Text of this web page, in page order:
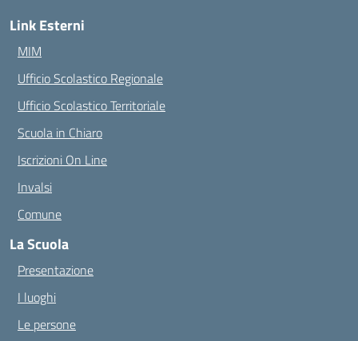
Link Esterni
MIM
Ufficio Scolastico Regionale
Ufficio Scolastico Territoriale
Scuola in Chiaro
Iscrizioni On Line
Invalsi
Comune
La Scuola
Presentazione
I luoghi
Le persone